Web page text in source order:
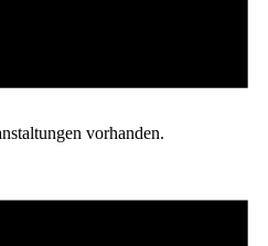
vorhanden.